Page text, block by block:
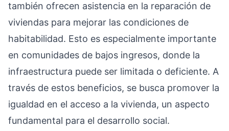
también ofrecen asistencia en la reparación de
viviendas para mejorar las condiciones de
habitabilidad. Esto es especialmente importante
en comunidades de bajos ingresos, donde la
infraestructura puede ser limitada o deficiente. A
través de estos beneficios, se busca promover la
igualdad en el acceso a la vivienda, un aspecto
fundamental para el desarrollo social.